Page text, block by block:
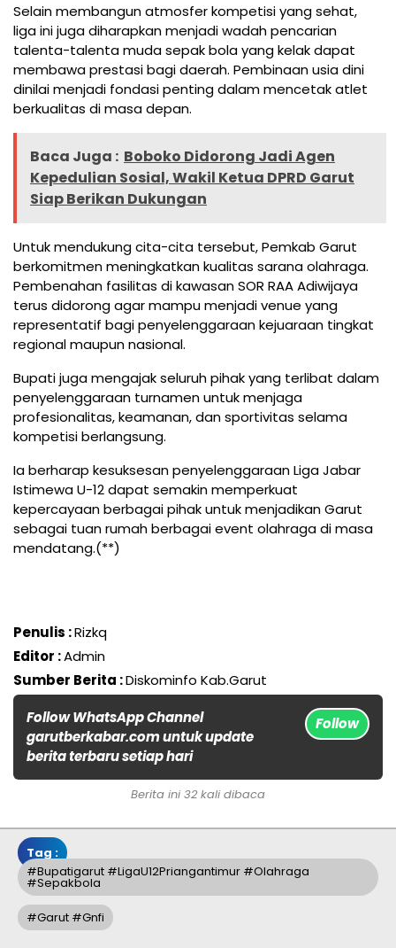
Selain membangun atmosfer kompetisi yang sehat,
liga ini juga diharapkan menjadi wadah pencarian
talenta-talenta muda sepak bola yang kelak dapat
membawa prestasi bagi daerah. Pembinaan usia dini
dinilai menjadi fondasi penting dalam mencetak atlet
berkualitas di masa depan.
Baca Juga : Boboko Didorong Jadi Agen
Kepedulian Sosial, Wakil Ketua DPRD Garut
Siap Berikan Dukungan
Untuk mendukung cita-cita tersebut, Pemkab Garut
berkomitmen meningkatkan kualitas sarana olahraga.
Pembenahan fasilitas di kawasan SOR RAA Adiwijaya
terus didorong agar mampu menjadi venue yang
representatif bagi penyelenggaraan kejuaraan tingkat
regional maupun nasional.
Bupati juga mengajak seluruh pihak yang terlibat dalam
penyelenggaraan turnamen untuk menjaga
profesionalitas, keamanan, dan sportivitas selama
kompetisi berlangsung.
Ia berharap kesuksesan penyelenggaraan Liga Jabar
Istimewa U-12 dapat semakin memperkuat
kepercayaan berbagai pihak untuk menjadikan Garut
sebagai tuan rumah berbagai event olahraga di masa
mendatang.(**)
Penulis :Rizkq
Editor :Admin
Sumber Berita :Diskominfo Kab.Garut
Follow WhatsApp Channel
garutberkabar.com untuk update
berita terbaru setiap hari
Follow
Berita ini 32 kali dibaca
Tag :
#bupatigarut #LigaU12Priangantimur #olahraga
#sepakbola
#garut #gnfi